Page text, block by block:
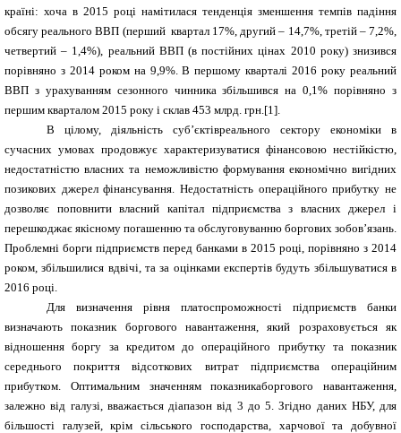
країні: хоча в 2015 році намітилася тенденція зменшення темпів падіння
обсягу реального ВВП (перший квартал 17%, другий – 14,7%, третій – 7,2%,
четвертий – 1,4%), реальний ВВП (в постійних цінах 2010 року) знизився
порівняно з 2014 роком на 9,9%. В першому кварталі 2016 року реальний
ВВП з урахуванням сезонного чинника збільшився на 0,1% порівняно з
першим кварталом 2015 року і склав 453 млрд. грн.[1].
В цілому, діяльність суб’єктівреального сектору економіки в
сучасних умовах продовжує характеризуватися фінансовою нестійкістю,
недостатністю власних та неможливістю формування економічно вигідних
позикових джерел фінансування. Недостатність операційного прибутку не
дозволяє поповнити власний капітал підприємства з власних джерел і
перешкоджає якісному погашенню та обслуговуванню боргових зобов’язань.
Проблемні борги підприємств перед банками в 2015 році, порівняно з 2014
роком, збільшилися вдвічі, та за оцінками експертів будуть збільшуватися в
2016 році.
Для визначення рівня платоспроможності підприємств банки
визначають показник боргового навантаження, який розраховується як
відношення боргу за кредитом до операційного прибутку та показник
середнього покриття відсоткових витрат підприємства операційним
прибутком. Оптимальним значенням показникаборгового навантаження,
залежно від галузі, вважається діапазон від 3 до 5. Згідно даних НБУ, для
більшості галузей, крім сільського господарства, харчової та добувної